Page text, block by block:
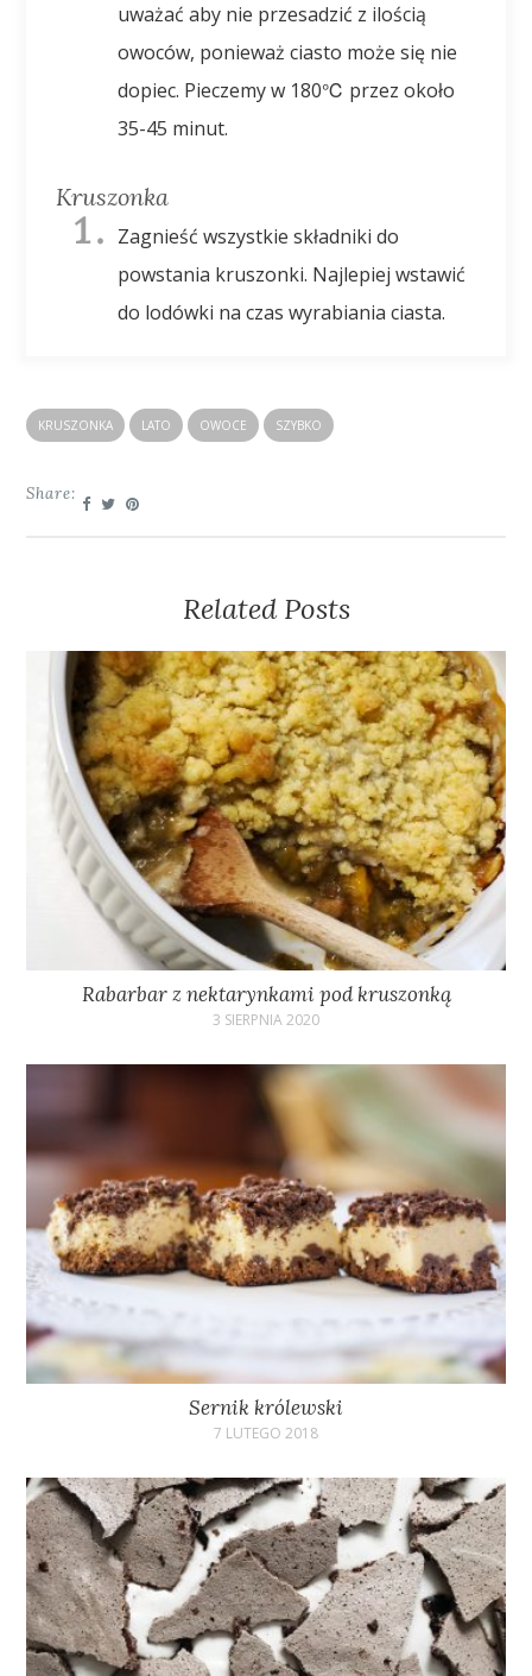
uważać aby nie przesadzić z ilością
owoców, ponieważ ciasto może się nie
dopiec. Pieczemy w 180℃ przez około
35-45 minut.
Kruszonka
Zagnieść wszystkie składniki do
powstania kruszonki. Najlepiej wstawić
do lodówki na czas wyrabiania ciasta.
KRUSZONKA LATO OWOCE SZYBKO
Share:
Related Posts
Rabarbar z nektarynkami pod kruszonką
3 SIERPNIA 2020
Sernik królewski
7 LUTEGO 2018